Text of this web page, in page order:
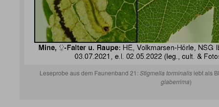
Leseprobe aus dem Faunenband 21:Stigmella torminalis lebt als
glaberrima)